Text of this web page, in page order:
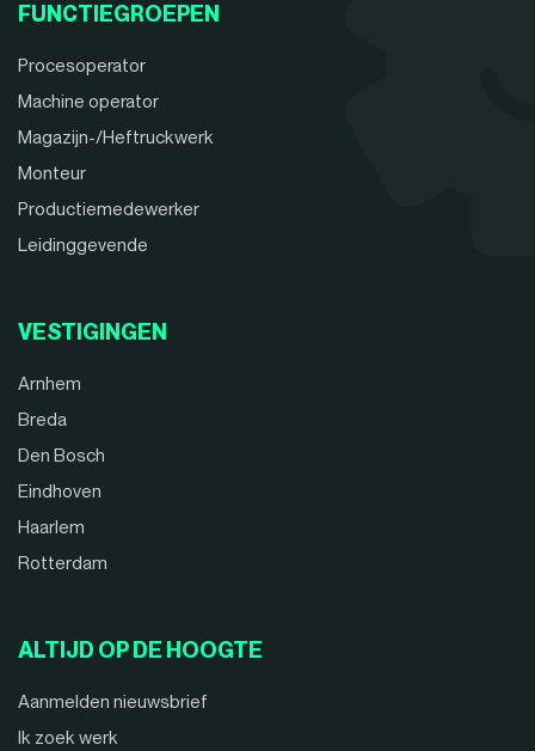
FUNCTIEGROEPEN
Procesoperator
Machine operator
Magazijn-/Heftruckwerk
Monteur
Productiemedewerker
Leidinggevende
VESTIGINGEN
Arnhem
Breda
Den Bosch
Eindhoven
Haarlem
Rotterdam
ALTIJD OP DE HOOGTE
Aanmelden nieuwsbrief
Ik zoek werk